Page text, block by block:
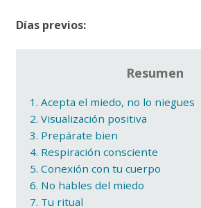
Días previos:
Resumen
1. Acepta el miedo, no lo niegues
2. Visualización positiva
3. Prepárate bien
4. Respiración consciente
5. Conexión con tu cuerpo
6. No hables del miedo
7. Tu ritual